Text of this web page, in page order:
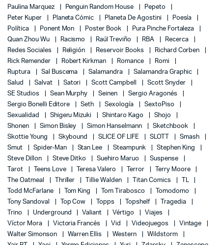
Paulina Marquez
Penguin Random House
Pepeto
Peter Kuper
Planeta Cómic Planeta De Agostini
Poesía
Política
Ponent Mon Poster Book
Pura Pinche Fortaleza
Quan Zhou Wu
Racismo Raúl Treviño RBA
Recerca
Redes Sociales
Religión Reservoir Books
Richard Corben
Rick Remender
Robert Kirkman Romance
Romi
Ruptura
Sal Buscema Salamandra
Salamandra Graphic
Salud
Salvat Satori Scott Campbell
Scott Snyder
SE Studios
Sean Murphy Seinen
Sergio Aragonés
Sergio Bonelli Editore
Seth Sexología
SextoPiso
Sexualidad
Shigeru Mizuki Shintaro Kago
Shojo
Shonen
Simon Bisley Simon Hanselmann
Sketchbook
Skottie Young
Skybound SLICE OF LIFE SLOTT
Smash
Smut
Spider-Man Stan Lee Steampunk
Stephen King
Steve Dillon
Steve Ditko Suehiro Maruo
Suspense
Tarot
Teens Love Teresa Valero Terror
Terry Moore
The Oatmeal
Thriller Tillie Walden Titan Comics
TL
Todd McFarlane
Tom King Tom Tirabosco
Tomodomo
Tony Sandoval
Top Cow Topps Topshelf
Tragedia
Trino
Underground Valiant Vértigo
Viajes
Víctor Mora
Victoria Francés Vid Videojuegos
Vintage
Walter Simonson
Warren Ellis Western
Wildstorm